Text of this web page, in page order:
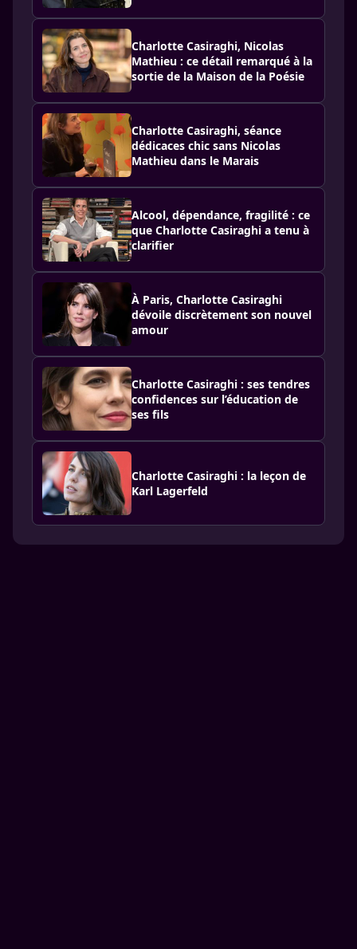
Charlotte Casiraghi, Nicolas
Mathieu : ce détail remarqué à la
sortie de la Maison de la Poésie
Charlotte Casiraghi, séance
dédicaces chic sans Nicolas
Mathieu dans le Marais
Alcool, dépendance, fragilité : ce
que Charlotte Casiraghi a tenu à
clarifier
À Paris, Charlotte Casiraghi
dévoile discrètement son nouvel
amour
Charlotte Casiraghi : ses tendres
confidences sur l’éducation de
ses fils
Charlotte Casiraghi : la leçon de
Karl Lagerfeld